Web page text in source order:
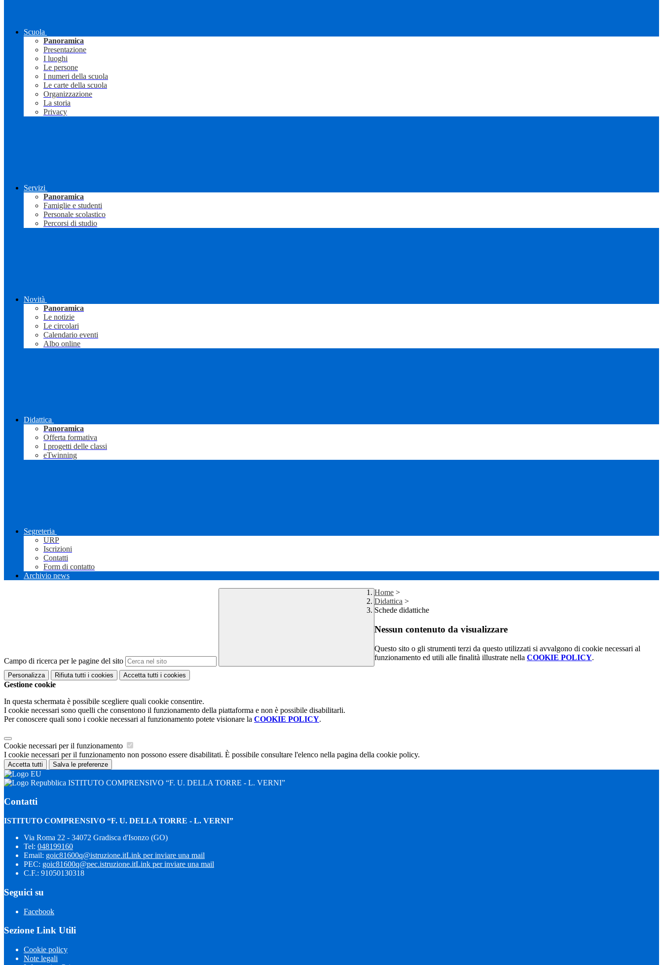
Scuola
Panoramica
Presentazione
I luoghi
Le persone
I numeri della scuola
Le carte della scuola
Organizzazione
La storia
Privacy
Servizi
Panoramica
Famiglie e studenti
Personale scolastico
Percorsi di studio
Novità
Panoramica
Le notizie
Le circolari
Calendario eventi
Albo online
Didattica
Panoramica
Offerta formativa
I progetti delle classi
eTwinning
Segreteria
URP
Iscrizioni
Contatti
Form di contatto
Archivio news
Campo di ricerca per le pagine del sito
Home >
Didattica >
Schede didattiche
Nessun contenuto da visualizzare
Questo sito o gli strumenti terzi da questo utilizzati si avvalgono di cookie necessari al
funzionamento ed utili alle finalità illustrate nella COOKIE POLICY.
Personalizza Rifiuta tutti i cookies Accetta tutti i cookies
Gestione cookie
In questa schermata è possibile scegliere quali cookie consentire.
I cookie necessari sono quelli che consentono il funzionamento della piattaforma e non è possibile disabilitarli.
Per conoscere quali sono i cookie necessari al funzionamento potete visionare la COOKIE POLICY.
Cookie necessari per il funzionamento
I cookie necessari per il funzionamento non possono essere disabilitati. È possibile consultare l'elenco nella pagina della cookie policy.
Accetta tutti Salva le preferenze
ISTITUTO COMPRENSIVO “F. U. DELLA TORRE - L. VERNI”
Contatti
ISTITUTO COMPRENSIVO “F. U. DELLA TORRE - L. VERNI”
Via Roma 22 - 34072 Gradisca d'Isonzo (GO)
Tel: 048199160
Email: goic81600q@istruzione.itLink per inviare una mail
PEC: goic81600q@pec.istruzione.itLink per inviare una mail
C.F.: 91050130318
Seguici su
Facebook
Sezione Link Utili
Cookie policy
Note legali